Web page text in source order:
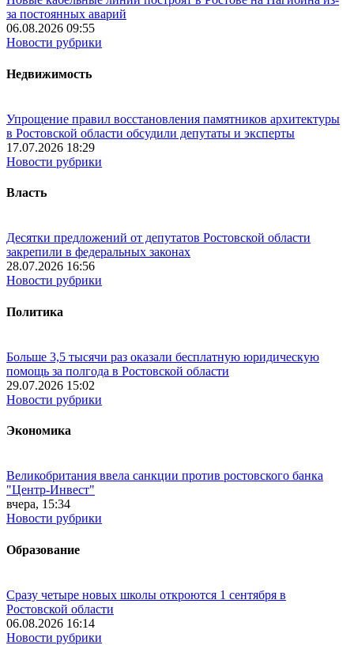
за постоянных аварий
06.08.2026 09:55
Новости рубрики
Недвижимость
Упрощение правил восстановления памятников архитектуры
в Ростовской области обсудили депутаты и эксперты
17.07.2026 18:29
Новости рубрики
Власть
Десятки предложений от депутатов Ростовской области
закрепили в федеральных законах
28.07.2026 16:56
Новости рубрики
Политика
Больше 3,5 тысячи раз оказали бесплатную юридическую
помощь за полгода в Ростовской области
29.07.2026 15:02
Новости рубрики
Экономика
Великобритания ввела санкции против ростовского банка
"Центр-Инвест"
вчера, 15:34
Новости рубрики
Образование
Сразу четыре новых школы откроются 1 сентября в
Ростовской области
06.08.2026 16:14
Новости рубрики